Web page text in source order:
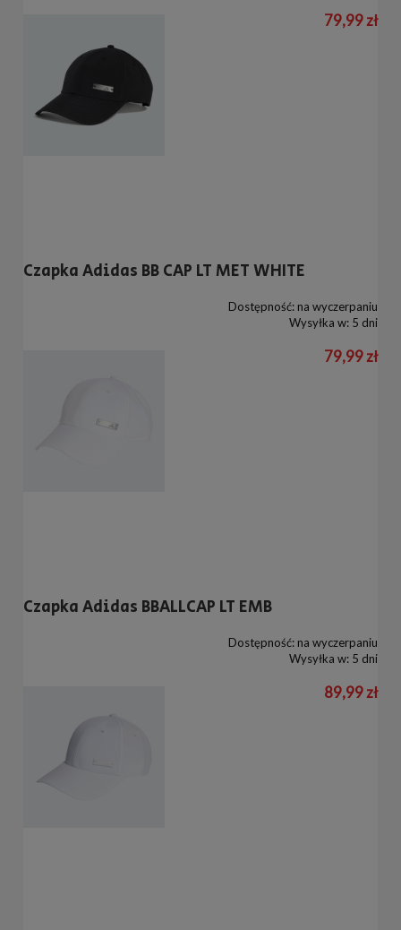
79,99 zł
Czapka Adidas BB CAP LT MET WHITE
Dostępność: na wyczerpaniu
Wysyłka w: 5 dni
79,99 zł
Czapka Adidas BBALLCAP LT EMB
Dostępność: na wyczerpaniu
Wysyłka w: 5 dni
89,99 zł